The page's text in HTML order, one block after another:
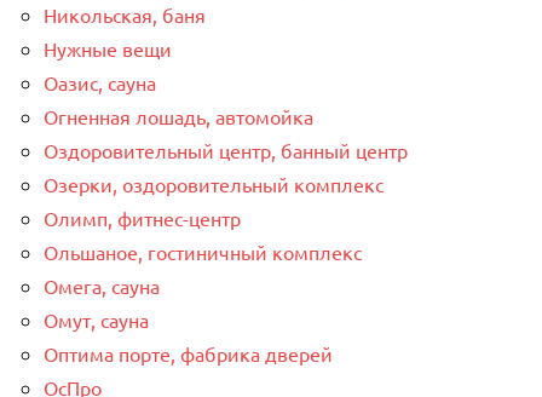
Никольская, баня
Нужные вещи
Оазис, сауна
Огненная лошадь, автомойка
Оздоровительный центр, банный центр
Озерки, оздоровительный комплекс
Олимп, фитнес-центр
Ольшаное, гостиничный комплекс
Омега, сауна
Омут, сауна
Оптима порте, фабрика дверей
ОсПро